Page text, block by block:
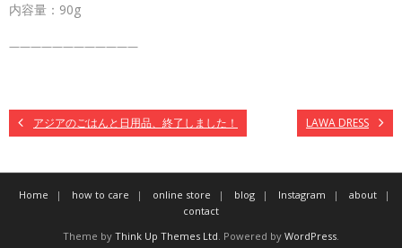
内容量：90g
————————————
アジアのごはんと日用品、終了しました！ LAWA DRESS
Home how to care online store blog Instagram
about
contact
Theme by Think Up Themes Ltd. Powered by WordPress.